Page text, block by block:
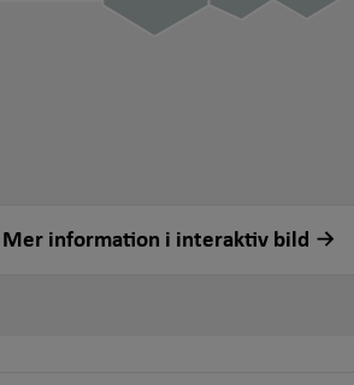
Mer information i interaktiv bild